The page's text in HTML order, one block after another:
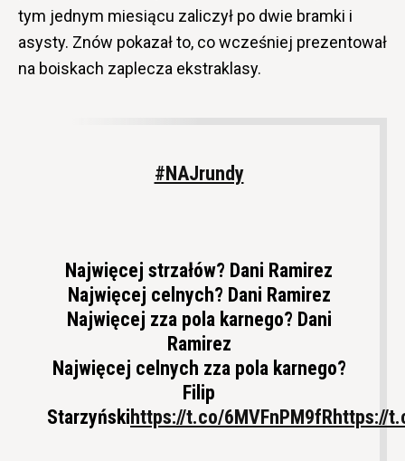
tym jednym miesiącu zaliczył po dwie bramki i
asysty. Znów pokazał to, co wcześniej prezentował
na boiskach zaplecza ekstraklasy.
#NAJrundy
Najwięcej strzałów? Dani Ramirez
Najwięcej celnych? Dani Ramirez
Najwięcej zza pola karnego? Dani
Ramirez
Najwięcej celnych zza pola karnego?
Filip
Starzyński https://t.co/6MVFnPM9fR https://